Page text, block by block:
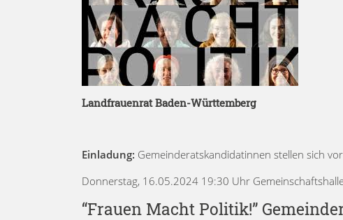
Landfrauenrat Baden-Württemberg
Einladung: Gemeinderatskandidatinnen stellen sich vor
Donnerstag, 16.05.2024 19:30 Uhr
“Frauen Macht Politik!”